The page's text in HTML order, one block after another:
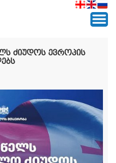
ძიუდოს ევროპის